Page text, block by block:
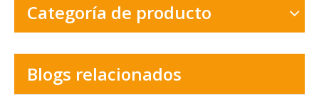
Categoría de producto
Blogs relacionados